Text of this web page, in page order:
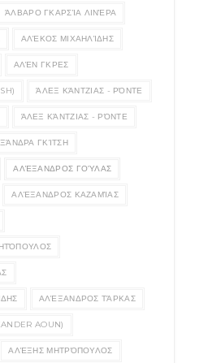
ΆΛΒΑΡΟ ΓΚΑΡΣΊΑ ΛΙΝΈΡΑ
ΑΛΈΚΟΣ ΜΙΧΑΗΛΊΔΗΣ
ΑΛΈΝ ΓΚΡΕΣ
ΆΛΕΞ ΚΆΝΤΖΙΑΣ - ΡΌΝΤΕ
ΆΛΕΞ ΚΆΝΤΖΙΑΣ - ΡΌΝΤΕ
ΓΚΊΤΣΗ
ΑΛΈΞΑΝΔΡΟΣ ΓΟΎΛΑΣ
ΑΛΈΞΑΝΔΡΟΣ ΚΑΖΑΜΊΑΣ
ΑΛΈΞΑΝΔΡΟΣ ΤΆΡΚΑΣ
AOUN)
ΑΛΈΞΗΣ ΜΗΤΡΌΠΟΥΛΟΣ